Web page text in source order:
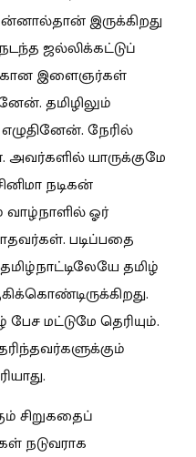
இருக்கிறது
ஜல்லிக்கட்டுப்
இளைஞர்கள்
தமிழிலும்
நேரில்
யாருக்குமே
நடிகன்
ஓர்
படிப்பதை
தமிழ்
மட்டுமே தெரியும்.
சிறுகதைப்
நடுவராக